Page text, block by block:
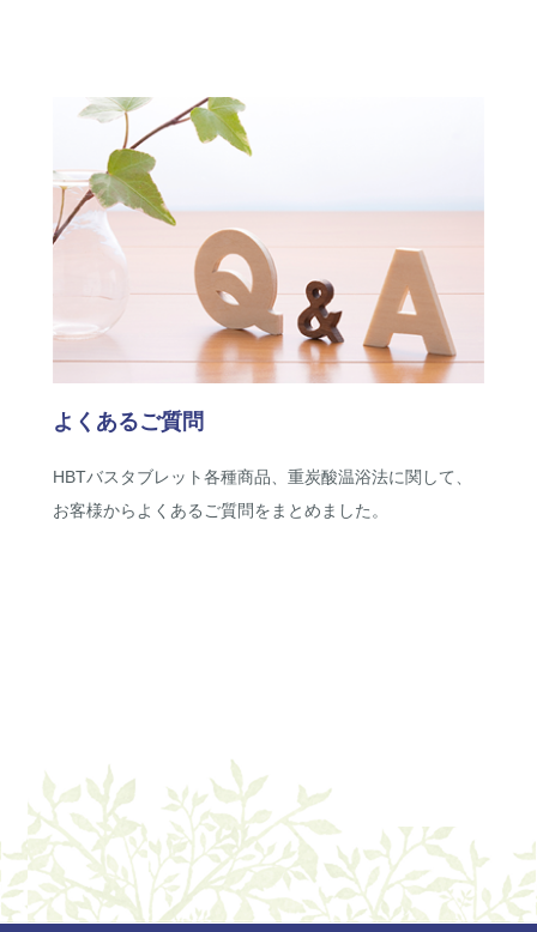
よくあるご質問
HBTバスタブレット各種商品、重炭酸温浴法に関して、
お客様からよくあるご質問をまとめました。